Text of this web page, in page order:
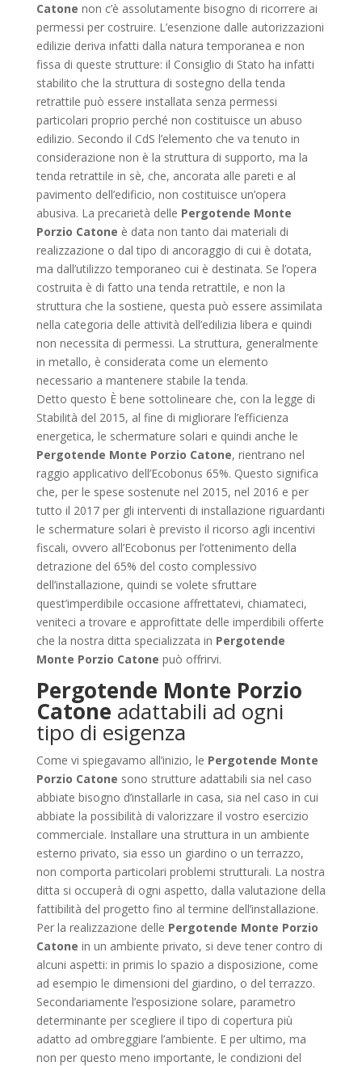
Catone non c’è assolutamente bisogno di ricorrere ai
permessi per costruire. L’esenzione dalle autorizzazioni
edilizie deriva infatti dalla natura temporanea e non
fissa di queste strutture: il Consiglio di Stato ha infatti
stabilito che la struttura di sostegno della tenda
retrattile può essere installata senza permessi
particolari proprio perché non costituisce un abuso
edilizio. Secondo il CdS l’elemento che va tenuto in
considerazione non è la struttura di supporto, ma la
tenda retrattile in sè, che, ancorata alle pareti e al
pavimento dell’edificio, non costituisce un’opera
abusiva. La precarietà delle Pergotende Monte
Porzio Catone è data non tanto dai materiali di
realizzazione o dal tipo di ancoraggio di cui è dotata,
ma dall’utilizzo temporaneo cui è destinata. Se l’opera
costruita è di fatto una tenda retrattile, e non la
struttura che la sostiene, questa può essere assimilata
nella categoria delle attività dell’edilizia libera e quindi
non necessita di permessi. La struttura, generalmente
in metallo, è considerata come un elemento
necessario a mantenere stabile la tenda.
Detto questo È bene sottolineare che, con la legge di
Stabilità del 2015, al fine di migliorare l’efficienza
energetica, le schermature solari e quindi anche le
Pergotende Monte Porzio Catone, rientrano nel
raggio applicativo dell’Ecobonus 65%. Questo significa
che, per le spese sostenute nel 2015, nel 2016 e per
tutto il 2017 per gli interventi di installazione riguardanti
le schermature solari è previsto il ricorso agli incentivi
fiscali, ovvero all’Ecobonus per l’ottenimento della
detrazione del 65% del costo complessivo
dell’installazione, quindi se volete sfruttare
quest’imperdibile occasione affrettatevi, chiamateci,
veniteci a trovare e approfittate delle imperdibili offerte
che la nostra ditta specializzata in Pergotende
Monte Porzio Catone può offrirvi.
Pergotende Monte Porzio
Catone adattabili ad ogni
tipo di esigenza
Come vi spiegavamo all’inizio, le Pergotende Monte
Porzio Catone sono strutture adattabili sia nel caso
abbiate bisogno d’installarle in casa, sia nel caso in cui
abbiate la possibilità di valorizzare il vostro esercizio
commerciale. Installare una struttura in un ambiente
esterno privato, sia esso un giardino o un terrazzo,
non comporta particolari problemi strutturali. La nostra
ditta si occuperà di ogni aspetto, dalla valutazione della
fattibilità del progetto fino al termine dell’installazione.
Per la realizzazione delle Pergotende Monte Porzio
Catone in un ambiente privato, si deve tener contro di
alcuni aspetti: in primis lo spazio a disposizione, come
ad esempio le dimensioni del giardino, o del terrazzo.
Secondariamente l’esposizione solare, parametro
determinante per scegliere il tipo di copertura più
adatto ad ombreggiare l’ambiente. E per ultimo, ma
non per questo meno importante, le condizioni del